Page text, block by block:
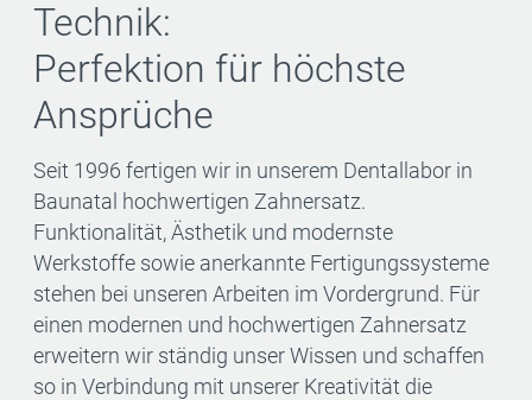
Technik:
Perfektion für höchste
Ansprüche
Seit 1996 fertigen wir in unserem Dentallabor in
Baunatal hochwertigen Zahnersatz.
Funktionalität, Ästhetik und modernste
Werkstoffe sowie anerkannte Fertigungssysteme
stehen bei unseren Arbeiten im Vordergrund. Für
einen modernen und hochwertigen Zahnersatz
erweitern wir ständig unser Wissen und schaffen
so in Verbindung mit unserer Kreativität die